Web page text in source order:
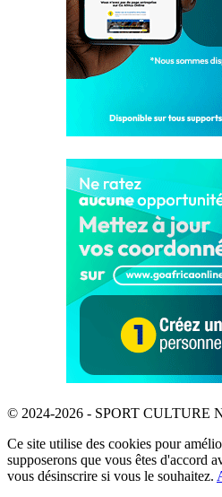
© 2024-2026 - SPORT CULTURE
Ce site utilise des cookies pour
supposerons que vous êtes d'accord
vous désinscrire si vous le souhaitez.